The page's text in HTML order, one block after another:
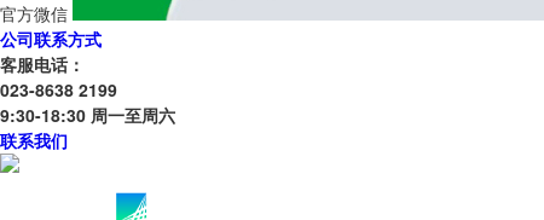
官方微信
公司联系方式
客服电话：
023-8638 2199
9:30-18:30 周一至周六
联系我们